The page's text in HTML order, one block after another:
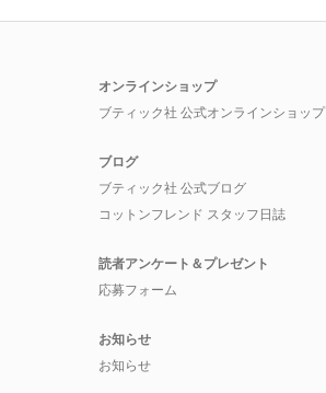
オンラインショップ
ブティック社 公式オンラインショップ
ブログ
ブティック社 公式ブログ
コットンフレンド スタッフ日誌
読者アンケート＆プレゼント
応募フォーム
お知らせ
お知らせ